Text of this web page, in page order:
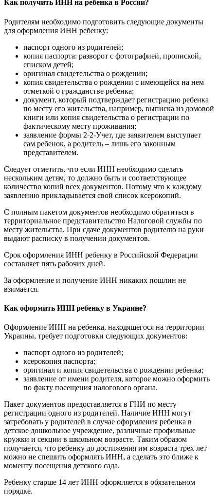
Как получить ИНН на ребенка в России?
Родителям необходимо подготовить следующие документы
для оформления ИНН ребенку:
паспорт одного из родителей;
копия паспорта: разворот с фотографией, пропиской,
списком детей;
оригинал свидетельства о рождении;
копия свидетельства о рождении с имеющейся на нем
отметкой о гражданстве ребенка;
документ, который подтверждает регистрацию ребенка
по месту его жительства, например, выписка из домовой
книги или копия свидетельства о регистрации по
фактическому месту проживания;
заявление формы 2-2-Учет, где заявителем выступает
сам ребенок, а родитель – лишь его законным
представителем.
Следует отметить, что если ИНН необходимо сделать
нескольким детям, то должно быть и соответствующее
количество копий всех документов. Потому что к каждому
заявлению прикладывается свой список ксерокопий.
С полным пакетом документов необходимо обратиться в
территориальное представительство Налоговой службы по
месту жительства. При сдаче документов родителю на руки
выдают расписку в получении документов.
Срок оформления ИНН ребенку в Российской Федерации
составляет пять рабочих дней.
За оформление и получение ИНН никаких пошлин не
взимается.
Как оформить ИНН ребенку в Украине?
Оформление ИНН на ребенка, находящегося на территории
Украины, требует подготовки следующих документов:
паспорт одного из родителей;
ксерокопия паспорта;
оригинал и копия свидетельства о рождении ребенка;
заявление от имени родителя, которое можно оформить
по факту посещения налогового органа.
Пакет документов предоставляется в ГНИ по месту
регистрации одного из родителей. Наличие ИНН могут
затребовать у родителей в случае оформления ребенка в
детское дошкольное учреждение, различные профильные
кружки и секции в школьном возрасте. Таким образом
получается, что ребенку до достижения им возраста трех лет
можно не спешить оформлять ИНН, а сделать это ближе к
моменту посещения детского сада.
Ребенку старше 14 лет ИНН оформляется в обязательном
порядке.